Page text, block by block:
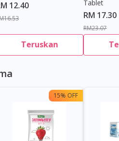
12.40
Teruskan
Tablet
RM 17.30
RM23.07
15% OFF